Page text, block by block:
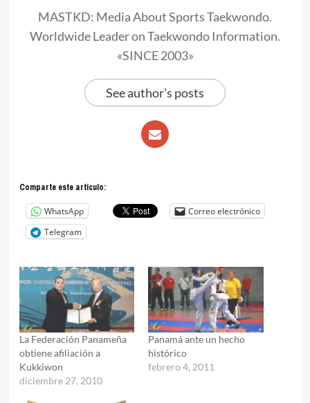
MASTKD: Media About Sports Taekwondo.
Worldwide Leader on Taekwondo Information.
«SINCE 2003»
See author's posts
Comparte este articulo:
WhatsApp
Correo electrónico
Telegram
La Federación Panameña
obtiene afiliación a
Kukkiwon
diciembre 27, 2010
Panamá ante un hecho
histórico
febrero 4, 2011